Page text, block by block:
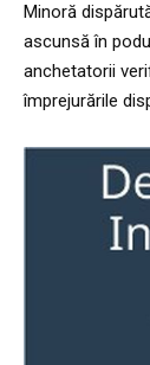
Minoră
ascunsă în
anchetatorii
împrejurările